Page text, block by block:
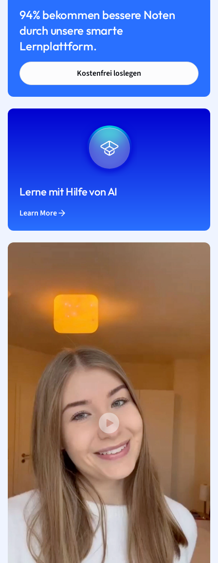
94% bekommen bessere Noten
durch unsere smarte
Lernplattform.
Kostenfrei loslegen
Lerne mit Hilfe von AI
Learn More